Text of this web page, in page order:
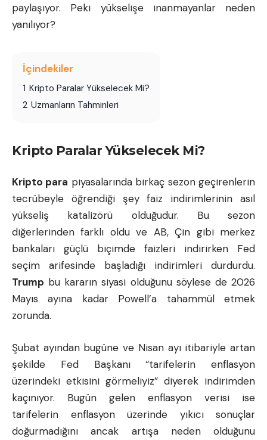
paylaşıyor. Peki yükselişe inanmayanlar neden
yanılıyor?
İçindekiler
1 Kripto Paralar Yükselecek Mi?
2 Uzmanların Tahminleri
Kripto Paralar Yükselecek Mi?
Kripto para piyasalarında birkaç sezon geçirenlerin
tecrübeyle öğrendiği şey faiz indirimlerinin asıl
yükseliş katalizörü olduğudur. Bu sezon
diğerlerinden farklı oldu ve AB, Çin gibi merkez
bankaları güçlü biçimde faizleri indirirken Fed
seçim arifesinde başladığı indirimleri durdurdu.
Trump bu kararın siyasi olduğunu söylese de 2026
Mayıs ayına kadar Powell’a tahammül etmek
zorunda.
Şubat ayından bugüne ve Nisan ayı itibariyle artan
şekilde Fed Başkanı “tarifelerin enflasyon
üzerindeki etkisini görmeliyiz” diyerek indirimden
kaçınıyor. Bugün gelen enflasyon verisi ise
tarifelerin enflasyon üzerinde yıkıcı sonuçlar
doğurmadığını ancak artışa neden olduğunu